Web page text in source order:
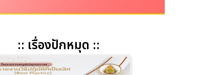
:: เรื่องปักหมุด ::